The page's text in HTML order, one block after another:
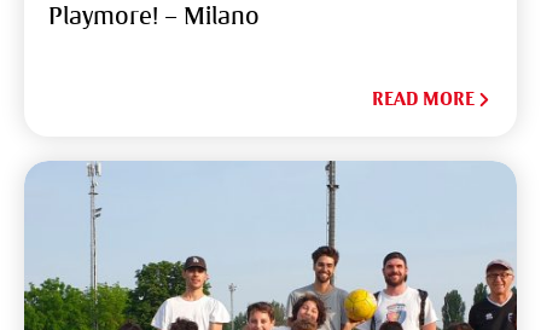
Playmore! – Milano
READ MORE